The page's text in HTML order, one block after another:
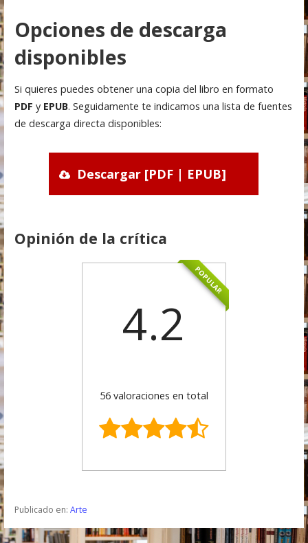
Opciones de descarga
disponibles
Si quieres puedes obtener una copia del libro en formato
PDF y EPUB. Seguidamente te indicamos una lista de fuentes
de descarga directa disponibles:
Descargar [PDF | EPUB]
Opinión de la crítica
POPULAR
4.2
56 valoraciones en total
Publicado en: Arte